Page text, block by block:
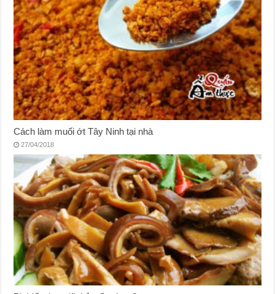
Cách làm muối ớt Tây Ninh tại nhà
27/04/2018